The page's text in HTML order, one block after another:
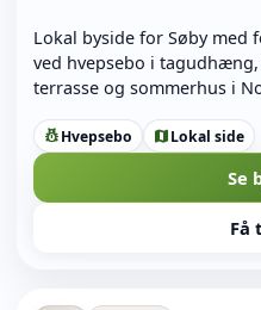
Lokal byside for Søby med
ved hvepsebo i
terrasse og sommerhus i
pest_controlHvepsebo mapLokal side
Se
Få